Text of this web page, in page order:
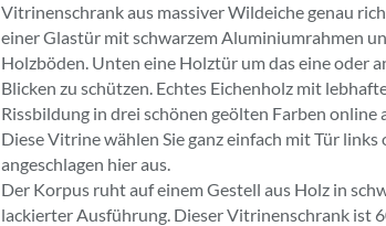
Vitrinenschrank aus massiver Wildeiche genau
einer Glastür mit schwarzem Aluminiumrahmen
Holzböden. Unten eine Holztür um das eine oder
Blicken zu schützen. Echtes Eichenholz mit
Rissbildung in drei schönen geölten Farben online
Diese Vitrine wählen Sie ganz einfach mit Tür links
angeschlagen hier aus.
Der Korpus ruht auf einem Gestell aus Holz in
lackierter Ausführung. Dieser Vitrinenschrank ist